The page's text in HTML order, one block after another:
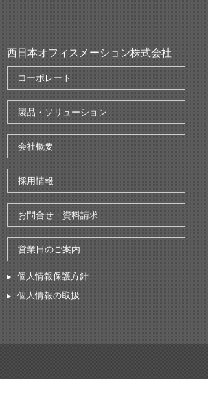
西日本オフィスメーション株式会社
コーポレート
製品・ソリューション
会社概要
採用情報
お問合せ・資料請求
営業日のご案内
個人情報保護方針
個人情報の取扱